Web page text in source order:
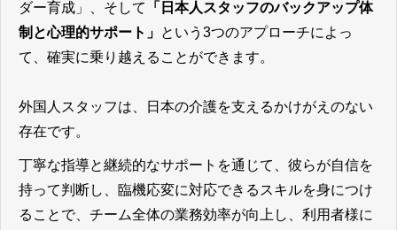
ダー育成」、そして
「日本人スタッフのバックアップ体
制と心理的サポート」 という3つのアプローチによっ
て、確実に乗り越えることができます。
外国人スタッフは、日本の介護を支えるかけがえのない
存在です。
丁寧な指導と継続的なサポートを通じて、彼らが自信を
持って判断し、臨機応変に対応できるスキルを身につけ
ることで、チーム全体の業務効率が向上し、利用者様に